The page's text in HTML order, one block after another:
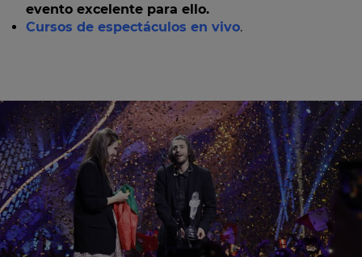
evento excelente para ello.
Cursos de espectáculos en vivo.